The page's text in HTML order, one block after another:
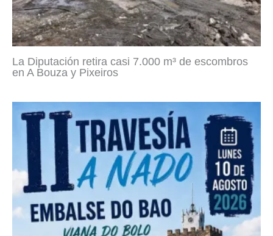
La Diputación retira casi 7.000 m³ de escombros
en A Bouza y Pixeiros